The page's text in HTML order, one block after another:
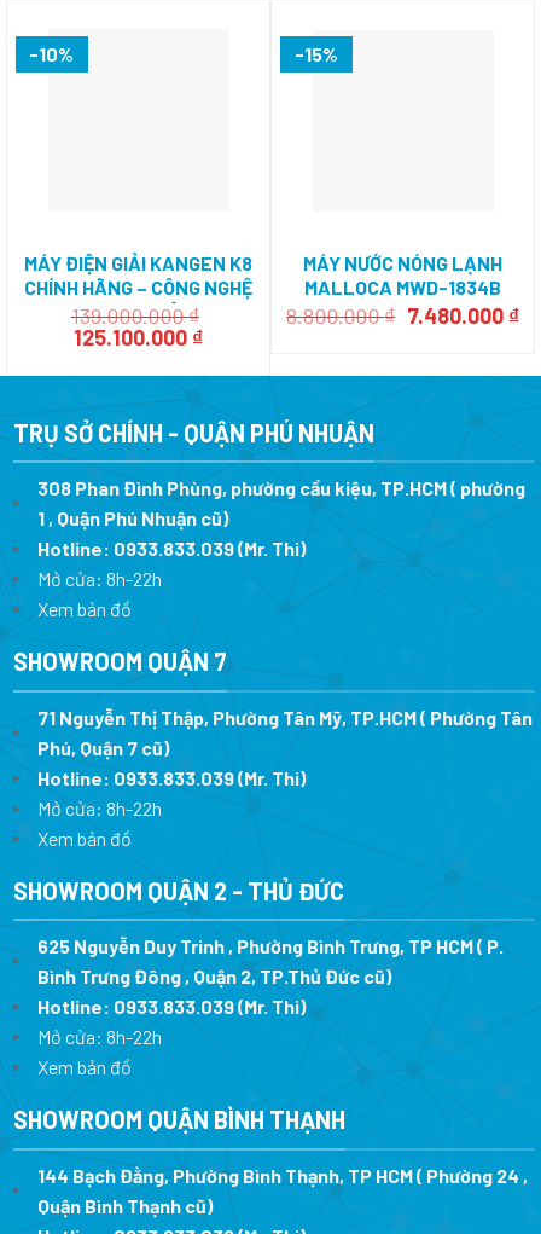
-10%
MÁY ĐIỆN GIẢI KANGEN K8
CHÍNH HÃNG – CÔNG NGHỆ
VƯỢT TRỘI
139.000.000₫
Giá
là:
125.100.000 ₫Giá
tại
125.100.000 ₫.
-15%
MÁY NƯỚC NÓNG LẠNH
MALLOCA MWD-1834B
8.800.000₫ Giá
8.800.000 ₫.
7.480.000 ₫
là:
TRỤ SỞ CHÍNH - QUẬN PHÚ NHUẬN
308 Phan Đình Phùng, phường cầu kiệu, TP.HCM ( phường
1 , Quận Phú Nhuận cũ)
Hotline: 0933.833.039(Mr. Thi)
Mở cửa: 8h-22h
Xem bản đồ
SHOWROOM QUẬN 7
71 Nguyễn Thị Thập, Phường Tân Mỹ, TP.HCM ( Phường Tân
Phú, Quận 7 cũ)
Hotline: 0933.833.039(Mr. Thi)
Mở cửa: 8h-22h
Xem bản đồ
SHOWROOM QUẬN 2 - THỦ ĐỨC
625 Nguyễn Duy Trinh , Phường Bình Trưng, TP HCM ( P.
Bình Trưng Đông , Quận 2, TP.Thủ Đức cũ)
Hotline: 0933.833.039(Mr. Thi)
Mở cửa: 8h-22h
Xem bản đồ
SHOWROOM QUẬN BÌNH THẠNH
144 Bạch Đằng, Phường Bình Thạnh, TP HCM ( Phường 24 ,
Quận Bình Thạnh cũ)